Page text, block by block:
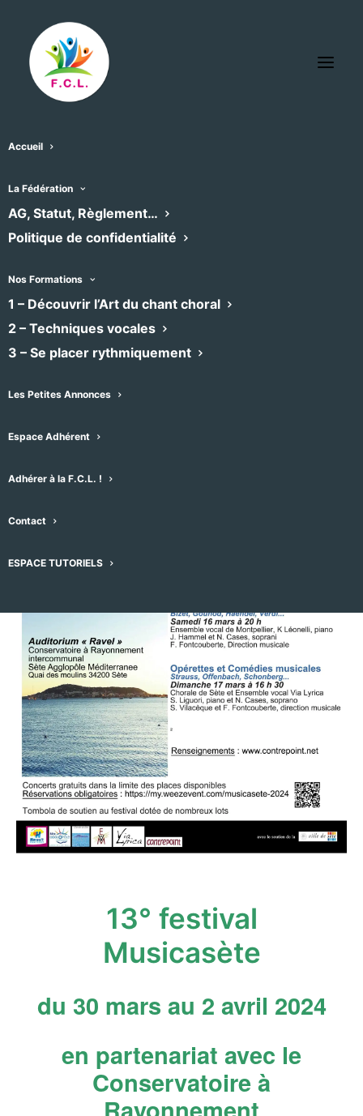
Accueil
La Fédération
AG, Statut, Règlement…
Politique de confidentialité
Nos Formations
1 – Découvrir l’Art du chant choral
2 – Techniques vocales
3 – Se placer rythmiquement
Les Petites Annonces
Espace Adhérent
Adhérer à la F.C.L. !
Contact
ESPACE TUTORIELS
« Tous les Évènements
13° festival Musicasète
13° festival
Musicasète
du 30 mars au 2 avril 2024
en partenariat avec le
Conservatoire à